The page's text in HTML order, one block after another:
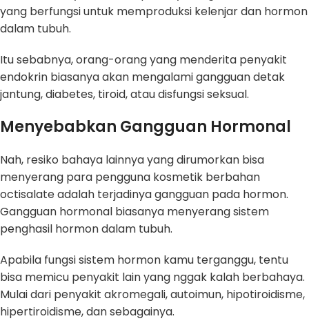
yang berfungsi untuk memproduksi kelenjar dan hormon
dalam tubuh.
Itu sebabnya, orang-orang yang menderita penyakit
endokrin biasanya akan mengalami gangguan detak
jantung, diabetes, tiroid, atau disfungsi seksual.
Menyebabkan Gangguan Hormonal
Nah, resiko bahaya lainnya yang dirumorkan bisa
menyerang para pengguna kosmetik berbahan
octisalate adalah terjadinya gangguan pada hormon.
Gangguan hormonal biasanya menyerang sistem
penghasil hormon dalam tubuh.
Apabila fungsi sistem hormon kamu terganggu, tentu
bisa memicu penyakit lain yang nggak kalah berbahaya.
Mulai dari penyakit akromegali, autoimun, hipotiroidisme,
hipertiroidisme, dan sebagainya.